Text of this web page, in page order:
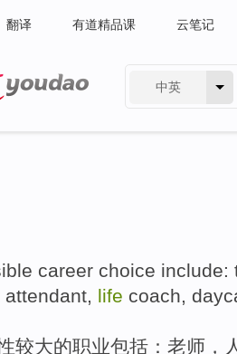
翻译 有道精品课 云笔记
中英
career choice include:
attendant, life coach,
较大的职业包括 ： 老师 ，